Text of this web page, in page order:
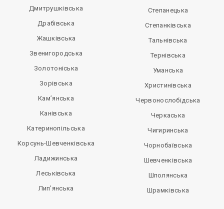
Дмитрушківська
Драбівська
Жашківська
Звенигородська
Золотоніська
Зорівська
Кам’янська
Канівська
Катеринопільська
Корсунь-Шевченківська
Ладижинська
Леськівська
Лип’янська
Степанецька
Степанківська
Тальнівська
Тернівська
Уманська
Христинівська
Червонослобідська
Черкаська
Чигиринська
Чорнобаївська
Шевченківська
Шполянська
Шрамківська